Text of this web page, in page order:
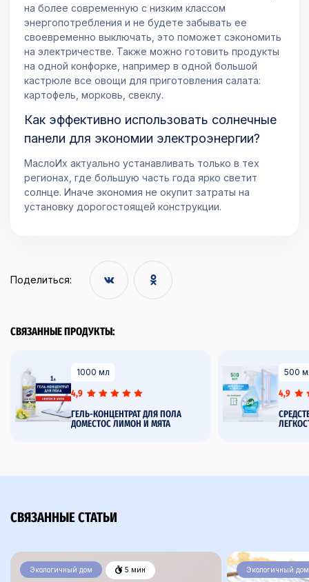
на более современную с низким классом
энергопотребления и не будете забывать ее
своевременно выключать, это поможет сэкономить
на электричестве. Также можно готовить продукты
на одной конфорке, например в одной большой
кастрюле все овощи для приготовления салата:
картофель, морковь, свеклу.
Как эффективно использовать солнечные
панели для экономии электроэнергии?
МаслоИх актуально устанавливать только в тех
регионах, где большую часть года ярко светит
солнце. Иначе экономия не окупит затраты на
установку дорогостоящей конструкции.
Поделиться:
СВЯЗАННЫЕ ПРОДУКТЫ:
4,9
1000 мл
ГЕЛЬ-КОНЦЕНТРАТ ДЛЯ ПОЛА
ДОМЕСТОС ЛИМОН И МЯТА
4,9
500
СВЯЗАННЫЕ СТАТЬИ
Экологичный дом 5 мин Экологичный дом